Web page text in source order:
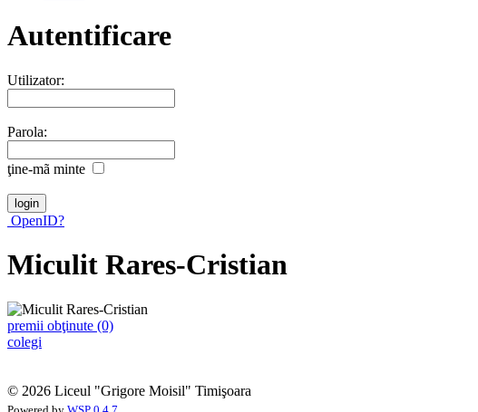
Autentificare
Utilizator:
Parola:
ţine-mã minte
OpenID?
Miculit Rares-Cristian
premii obţinute (0)
colegi
© 2026 Liceul "Grigore Moisil" Timişoara